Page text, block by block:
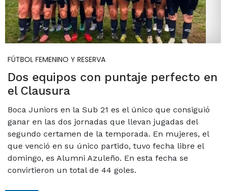
FÚTBOL FEMENINO Y RESERVA
Dos equipos con puntaje perfecto en
el Clausura
Boca Juniors en la Sub 21 es el único que consiguió
ganar en las dos jornadas que llevan jugadas del
segundo certamen de la temporada. En mujeres, el
que venció en su único partido, tuvo fecha libre el
domingo, es Alumni Azuleño. En esta fecha se
convirtieron un total de 44 goles.